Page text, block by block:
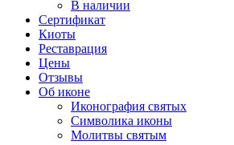
В наличии
Сертификат
Киоты
Реставрация
Цены
Отзывы
Об иконе
Иконография святых
Символика иконы
Молитвы святым